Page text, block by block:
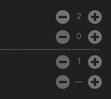
2
0
1
—